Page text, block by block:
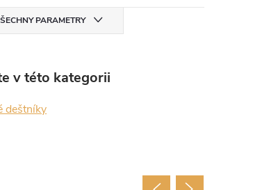
PARAMETRY
v této kategorii
deštníky